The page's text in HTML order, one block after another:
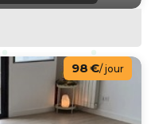
98 €/ jour